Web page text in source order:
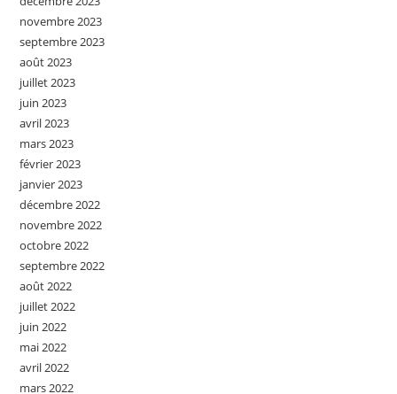
novembre 2023
septembre 2023
août 2023
juillet 2023
juin 2023
avril 2023
mars 2023
février 2023
janvier 2023
décembre 2022
novembre 2022
octobre 2022
septembre 2022
août 2022
juillet 2022
juin 2022
mai 2022
avril 2022
mars 2022